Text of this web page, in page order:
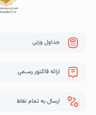
جداول وزنی
ارائه فاکتور رسـمی
ارسال به تمام نقاط